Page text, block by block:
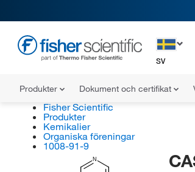
SV
Produkter Dokument och certifikat
Fisher Scientific
Produkter
Kemikalier
Organiska föreningar
1008-91-9
N